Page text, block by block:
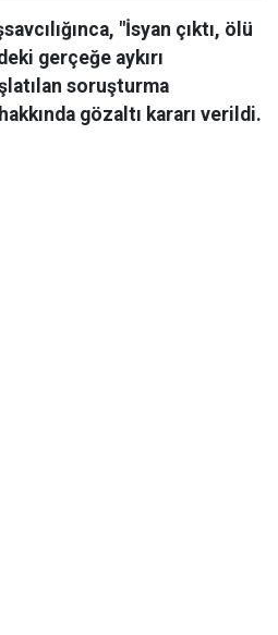
"İsyan çıktı, ölü
gerçeğe aykırı
soruşturma
gözaltı kararı verildi.